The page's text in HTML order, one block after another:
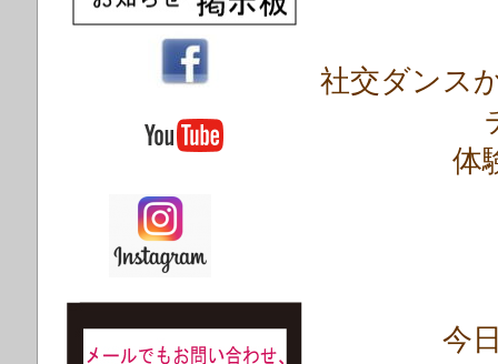
社交ダンス
体
今